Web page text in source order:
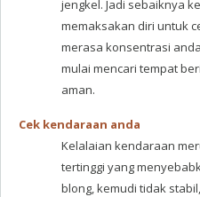
jengkel. Jadi sebaiknya
memaksakan diri untuk
merasa konsentrasi
mulai mencari tempat
aman.
Cek kendaraan anda
Kelalaian kendaraan
tertinggi yang
blong, kemudi tidak